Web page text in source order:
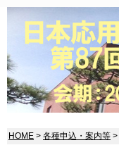
HOME > 各種申込・案内等 >